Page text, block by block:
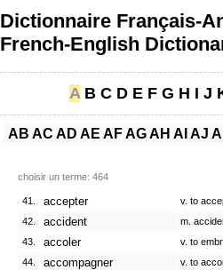
Dictionnaire Français-
French-English
A B C D E F G H I J
AB AC AD AE AFAGAH AI AJ
choisir un terme: 464
41. accepter
v. to
42.
accident
m.
43.
accoler
v. to
44.
accompagner
v. to